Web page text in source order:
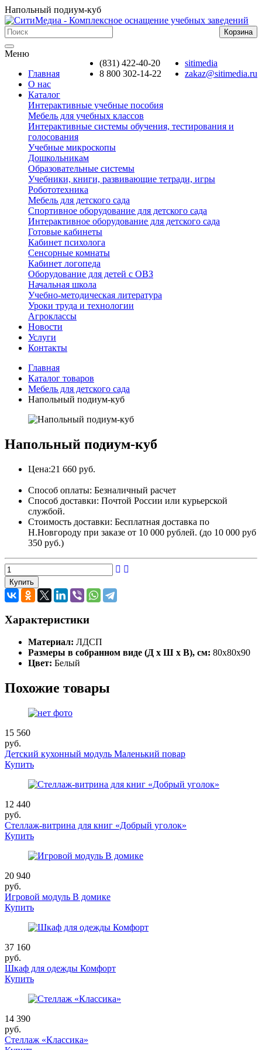
Напольный подиум-куб
Корзина
sitimedia
zakaz@sitimedia.ru
(831) 422-40-20
8 800 302-14-22
Меню
Главная
О нас
Каталог
Интерактивные учебные пособия
Мебель для учебных классов
Интерактивные системы обучения, тестирования и
голосования
Учебные микроскопы
Дошкольникам
Образовательные системы
Учебники, книги, развивающие тетради, игры
Робототехника
Мебель для детского сада
Спортивное оборудование для детского сада
Интерактивное оборудование для детского сада
Готовые кабинеты
Кабинет психолога
Сенсорные комнаты
Кабинет логопеда
Оборудование для детей с ОВЗ
Начальная школа
Учебно-методическая литература
Уроки труда и технологии
Агроклассы
Новости
Услуги
Контакты
Главная
Каталог товаров
Мебель для детского сада
Напольный подиум-куб
Напольный подиум-куб
Цена:21 660 руб.
Способ оплаты: Безналичный расчет
Способ доставки: Почтой России или курьерской
службой.
Стоимость доставки: Бесплатная доставка по
Н.Новгороду при заказе от 10 000 рублей. (до 10 000 руб
350 руб.)
Купить
Характеристики
Материал: ЛДСП
Размеры в собранном виде (Д х Ш х В), см: 80х80х90
Цвет: Белый
Похожие товары
15 560
руб.
Детский кухонный модуль Маленький повар
Купить
12 440
руб.
Стеллаж-витрина для книг «Добрый уголок»
Купить
20 940
руб.
Игровой модуль В домике
Купить
37 160
руб.
Шкаф для одежды Комфорт
Купить
14 390
руб.
Стеллаж «Классика»